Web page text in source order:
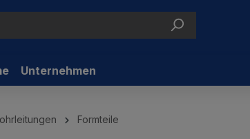
Unternehmen
Formteile